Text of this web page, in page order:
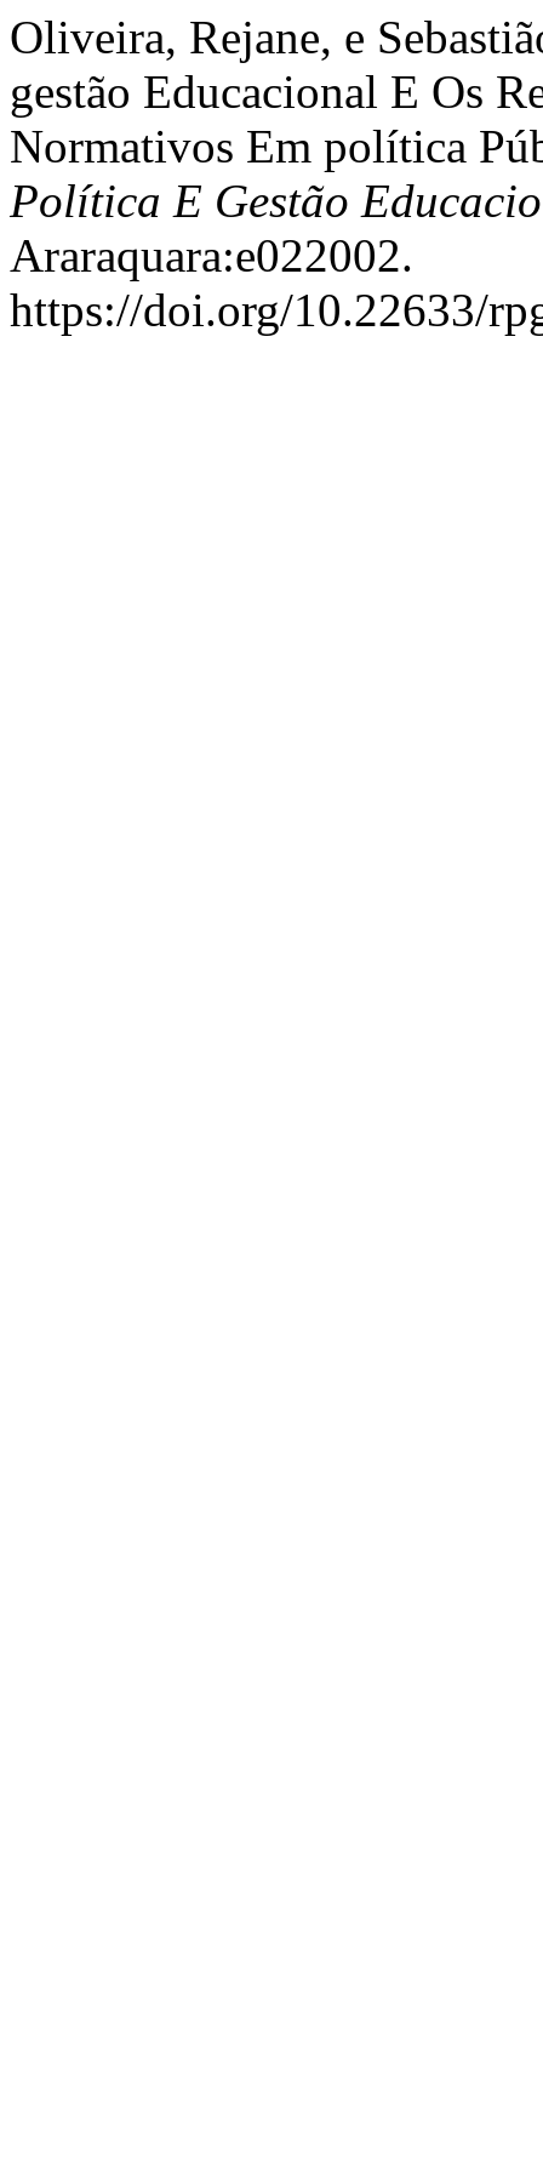
Oliveira, Rejane, e
gestão Educacional E Os
Normativos Em política
Política E Gestão
Araraquara:e022002.
https://doi.org/10.22633/